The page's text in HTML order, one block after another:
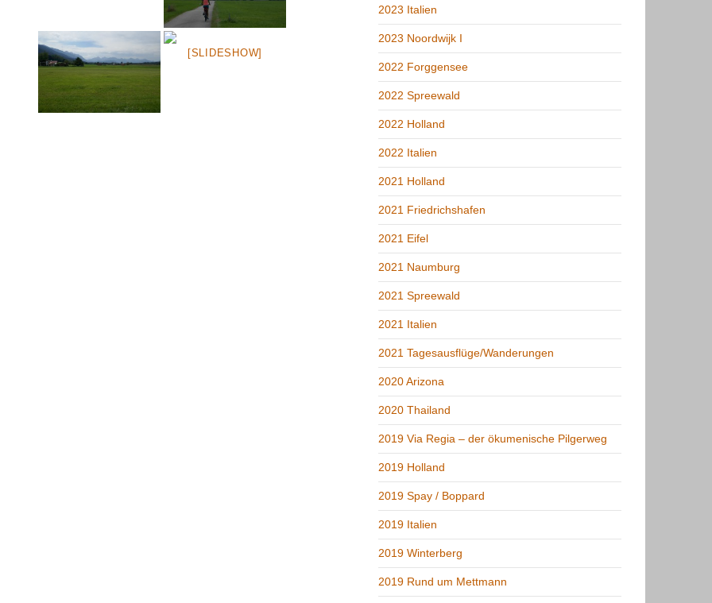
[SLIDESHOW]
2023 Italien
2023 Noordwijk I
2022 Forggensee
2022 Spreewald
2022 Holland
2022 Italien
2021 Holland
2021 Friedrichshafen
2021 Eifel
2021 Naumburg
2021 Spreewald
2021 Italien
2021 Tagesausflüge/Wanderungen
2020 Arizona
2020 Thailand
2019 Via Regia – der ökumenische Pilgerweg
2019 Holland
2019 Spay / Boppard
2019 Italien
2019 Winterberg
2019 Rund um Mettmann